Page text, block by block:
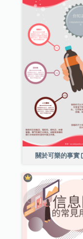
關於可樂的事實